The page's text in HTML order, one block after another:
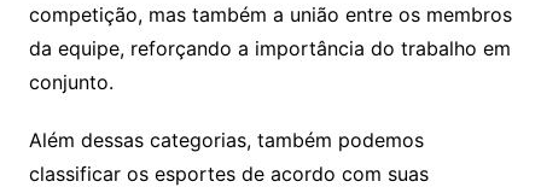
competição, mas também a união entre os membros
da equipe, reforçando a importância do trabalho em
conjunto.
Além dessas categorias, também podemos
classificar os esportes de acordo com suas